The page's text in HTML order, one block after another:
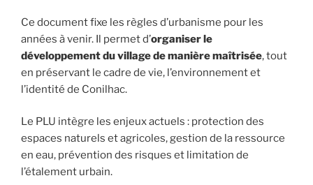
Ce document fixe les règles d’urbanisme pour les
années à venir. Il permet d’organiser le
développement du village de manière maîtrisée, tout
en préservant le cadre de vie, l’environnement et
l’identité de Conilhac.
Le PLU intègre les enjeux actuels : protection des
espaces naturels et agricoles, gestion de la ressource
en eau, prévention des risques et limitation de
l’étalement urbain.